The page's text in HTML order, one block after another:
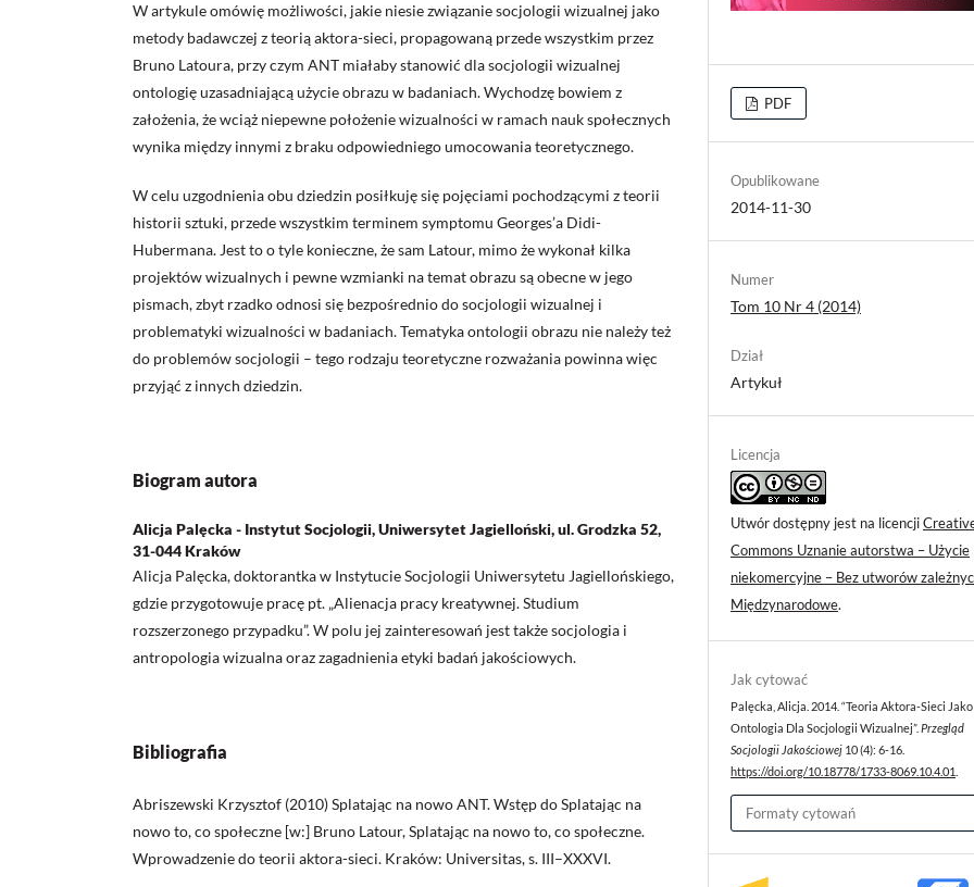
W artykule omówię możliwości, jakie niesie związanie socjologii wizualnej jako
metody badawczej z teorią aktora-sieci, propagowaną przede wszystkim przez
Bruno Latoura, przy czym ANT miałaby stanowić dla socjologii wizualnej
ontologię uzasadniającą użycie obrazu w badaniach. Wychodzę bowiem z
założenia, że wciąż niepewne położenie wizualności w ramach nauk społecznych
wynika między innymi z braku odpowiedniego umocowania teoretycznego.
W celu uzgodnienia obu dziedzin posiłkuję się pojęciami pochodzącymi z teorii
historii sztuki, przede wszystkim terminem symptomu Georges’a Didi-
Hubermana. Jest to o tyle konieczne, że sam Latour, mimo że wykonał kilka
projektów wizualnych i pewne wzmianki na temat obrazu są obecne w jego
pismach, zbyt rzadko odnosi się bezpośrednio do socjologii wizualnej i
problematyki wizualności w badaniach. Tematyka ontologii obrazu nie należy też
do problemów socjologii – tego rodzaju teoretyczne rozważania powinna więc
przyjąć z innych dziedzin.
Biogram autora
Alicja Palęcka - Instytut Socjologii, Uniwersytet Jagielloński, ul. Grodzka 52,
31-044 Kraków
Alicja Palęcka, doktorantka w Instytucie Socjologii Uniwersytetu Jagiellońskiego,
gdzie przygotowuje pracę pt. „Alienacja pracy kreatywnej. Studium
rozszerzonego przypadku”. W polu jej zainteresowań jest także socjologia i
antropologia wizualna oraz zagadnienia etyki badań jakościowych.
Bibliografia
Abriszewski Krzysztof (2010) Splatając na nowo ANT. Wstęp do Splatając na
nowo to, co społeczne [w:] Bruno Latour, Splatając na nowo to, co społeczne.
Wprowadzenie do teorii aktora-sieci. Kraków: Universitas, s. III–XXXVI.
PDF
Opublikowane
2014-11-30
Numer
Tom 10 Nr 4 (2014)
Dział
Artykuł
Licencja
Utwór dostępny jest na licencji
Commons Uznanie autorstwa – Użycie
niekomercyjne – Bez utworów
Międzynarodowe.
Jak cytować
Palęcka, Alicja. 2014. “Teoria Aktora-Sieci Jako
Ontologia Dla Socjologii Wizualnej”. Przegląd
Socjologii Jakościowej 10 (4): 6-16.
https://doi.org/10.18778/1733-8069.10.4.01
Formaty cytowań